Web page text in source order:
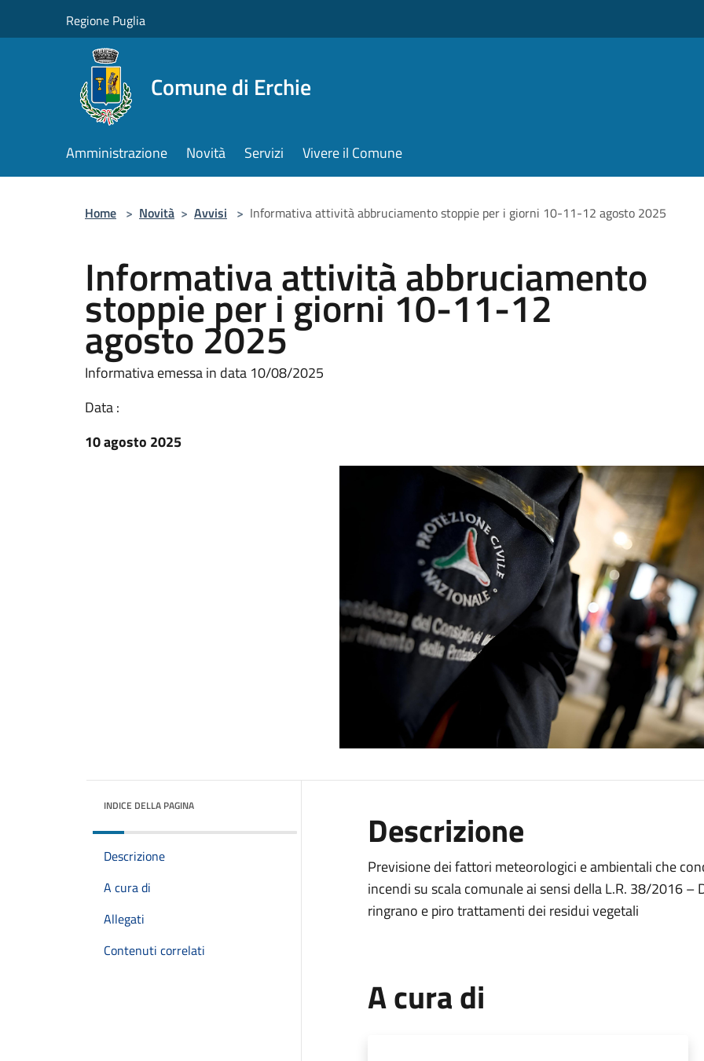
Regione Puglia
Comune di Erchie
Amministrazione Novità Servizi Vivere il Comune
Home > Novità > Avvisi > Informativa attività abbruciamento stoppie per i giorni 10-11-12 agosto 2025
Informativa attività abbruciamento
stoppie per i giorni 10-11-12
agosto 2025
Informativa emessa in data 10/08/2025
Data :
10 agosto 2025
INDICE DELLA PAGINA
Descrizione
A cura di
Allegati
Contenuti correlati
Descrizione
Previsione dei fattori meteorologici e ambientali che
incendi su scala comunale ai sensi della L.R. 38/2016
ringrano e piro trattamenti dei residui vegetali
A cura di